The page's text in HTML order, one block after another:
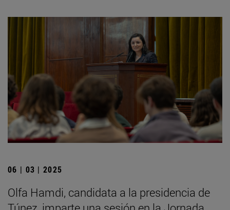
06 | 03 | 2025
Olfa Hamdi, candidata a la presidencia de